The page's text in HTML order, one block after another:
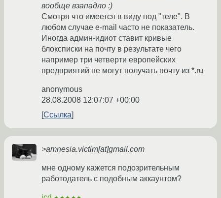
вообще взападло :)
Смотря что имеется в виду под "теле". В
любом случае e-mail часто не показатель.
Иногда админ-идиот ставит кривые
блоксписки на почту в результате чего
например три четверти европейских
предприятий не могут получать почту из *.ru
anonymous
28.08.2008 12:07:07 +00:00
Ссылка
>amnesia.victim[at]gmail.com
мне одному кажется подозрительным
работодатель с подобным аккаунтом?